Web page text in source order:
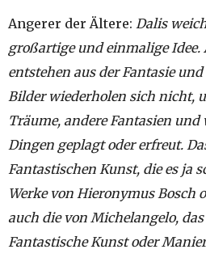
Angerer der Ältere: Dalis
großartige und einmalige Idee.
entstehen aus der Fantasie
Bilder wiederholen sich nicht,
Träume, andere Fantasien
Dingen geplagt oder erfreut.
Fantastischen Kunst, die es ja
Werke von Hieronymus Bosch
auch die von Michelangelo,
Fantastische Kunst oder